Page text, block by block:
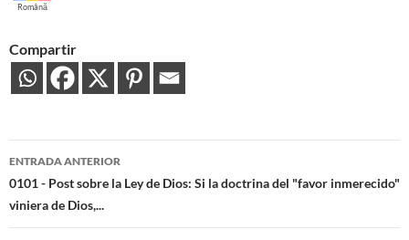
Română
Compartir
Navegación
de
entradas
ENTRADA ANTERIOR
0101 - Post sobre la Ley de Dios: Si la doctrina del "favor inmerecido"
viniera de Dios,...